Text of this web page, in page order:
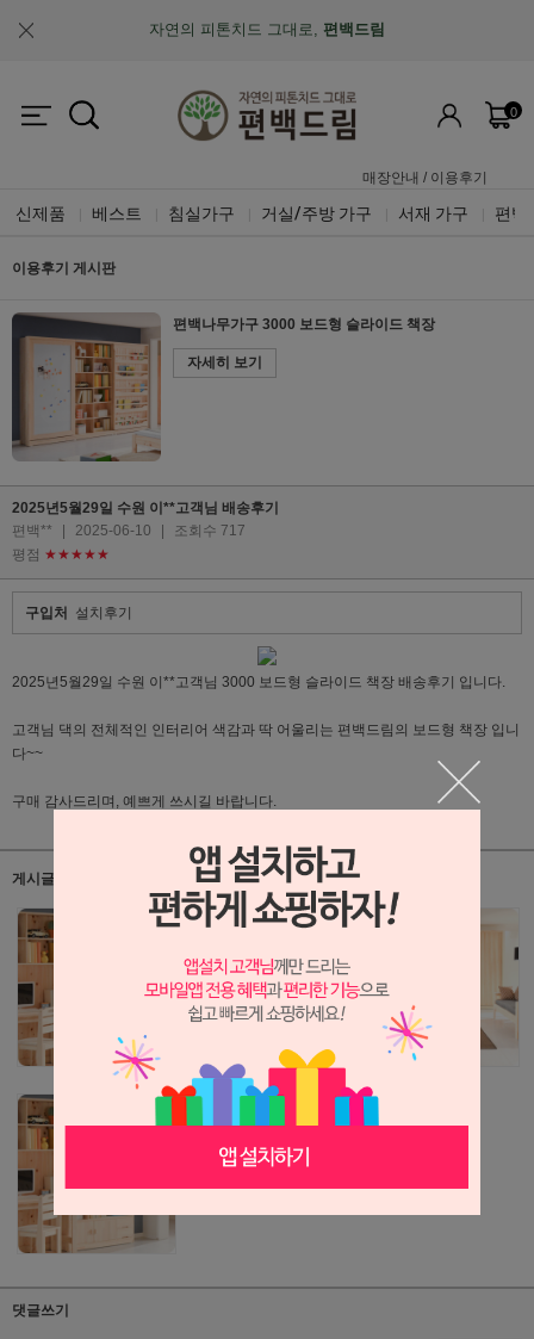
자연의 피톤치드 그대로, 편백드림
맞춤제작과 A/S가 가능한"맞춤 설계 가구"
0
매장안내 / 이용후기
신제품 베스트 침실가구 거실/주방 가구 서재 가구 편백
이용후기 게시판
편백나무가구 3000 보드형 슬라이드 책장
자세히 보기
2025년5월29일 수원 이**고객님 배송후기
편백**
2025-06-10
조회수 717
평점 ★★★★★
구입처 설치후기
2025년5월29일 수원 이**고객님 3000 보드형 슬라이드 책장 배송후기 입니다.
고객님 댁의 전체적인 인터리어 색감과 딱 어울리는 편백드림의 보드형 책장 입니
다~~
구매 감사드리며, 예쁘게 쓰시길 바랍니다.
게시글 관련 상품
댓글쓰기